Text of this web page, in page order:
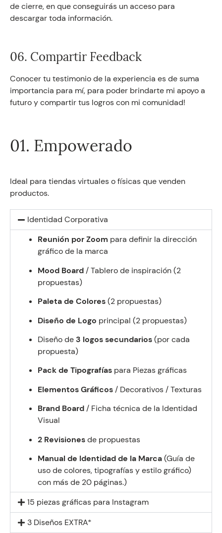
de cierre, en que conseguirás un acceso para
descargar toda información.
06. Compartir Feedback
Conocer tu testimonio de la experiencia es de suma
importancia para mí, para poder brindarte mi apoyo a
futuro y compartir tus logros con mi comunidad!
01. Empowerado
Ideal para tiendas virtuales o físicas que venden
productos.
Identidad Corporativa
Reunión por Zoom para definir la dirección
gráfico de la marca
Mood Board / Tablero de inspiración (2
propuestas)
Paleta de Colores(2 propuestas)
Diseño de Logo principal (2 propuestas)
Diseño de3 logos secundarios(por cada
propuesta)
Pack de Tipografías para Piezas gráficas
Elementos Gráficos / Decorativos / Texturas
Brand Board/ Ficha técnica de la Identidad
Visual
2 Revisionesde propuestas
Manual de Identidadde la Marca(Guía de
uso de colores, tipografías y estilo gráfico)
con más de 20 páginas.)
15 piezas gráficas para Instagram
3 Diseños EXTRA*